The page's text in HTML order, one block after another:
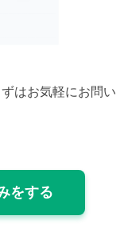
はお気軽にお問い
をする